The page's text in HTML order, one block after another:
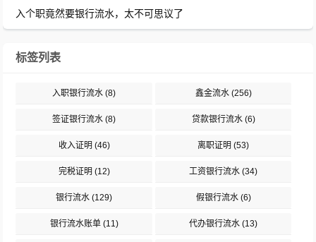
入个职竟然要银行流水，太不可思议了
标签列表
入职银行流水 (8) 鑫金流水(256)
签证银行流水 (8) 贷款银行流水(6)
收入证明 (46) 离职证明 (53)
完税证明 (12) 工资银行流水 (34)
银行流水 (129) 假银行流水(6)
银行流水账单(11) 代办银行流水 (13)